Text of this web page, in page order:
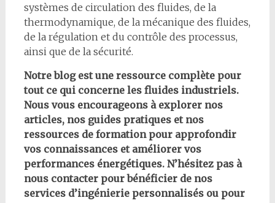
systèmes de circulation des fluides, de la
thermodynamique, de la mécanique des fluides,
de la régulation et du contrôle des processus,
ainsi que de la sécurité.
Notre blog est une ressource complète pour
tout ce qui concerne les fluides industriels.
Nous vous encourageons à explorer nos
articles, nos guides pratiques et nos
ressources de formation pour approfondir
vos connaissances et améliorer vos
performances énergétiques. N’hésitez pas à
nous contacter pour bénéficier de nos
services d’ingénierie personnalisés ou pour